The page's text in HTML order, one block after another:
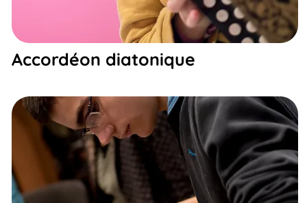
Accordéon diatonique